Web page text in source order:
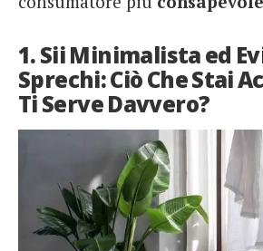
1. Sii Minimalista ed
Sprechi: Ciò Che Stai
Ti Serve Davvero?